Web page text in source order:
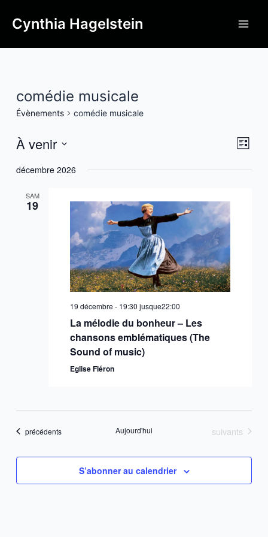
Cynthia Hagelstein
comédie musicale
Évènements comédie musicale
Liste
À venir
une
décembre 2026
SAM
19
19 décembre - 19:30 jusque22:00
La mélodie du bonheur – Les
chansons emblématiques (The
Sound of music)
Eglise Fléron
Évènements
précédents Aujourd'hui Évènements
suivants
S’abonner au calendrier